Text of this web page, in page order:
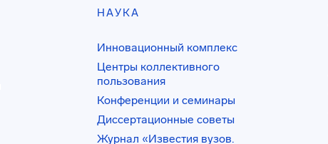
НАУКА
Инновационный комплекс
Центры коллективного
пользования
Конференции и семинары
Диссертационные советы
Журнал «Известия вузов.